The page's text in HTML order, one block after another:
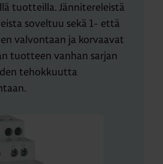
tuotteilla. Jännitereleistä
soveltuu sekä 1- että
valvontaan ja korvaavat
tuotteen vanhan sarjan
tehokkuutta